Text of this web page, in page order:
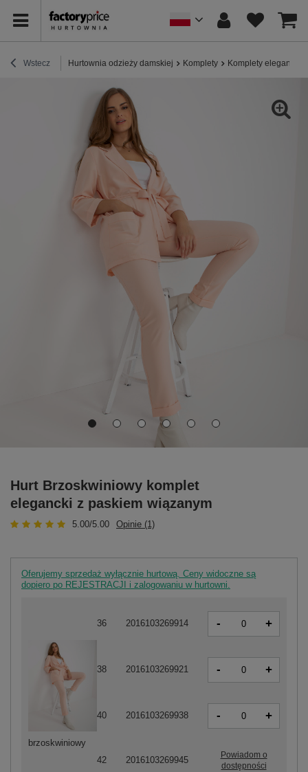
Wstecz Hurtownia odzieży damskiej Komplety Komplety eleganckie
Hurt Brzoskwiniowy komplet
elegancki z paskiem wiązanym
5.00/5.00 Opinie (1)
Oferujemy sprzedaż wyłącznie hurtową. Ceny widoczne są
dopiero po REJESTRACJI i zalogowaniu w hurtowni.
brzoskwiniowy
36 2016103269914 - +
38 2016103269921 - +
40 2016103269938 - +
42 2016103269945
Powiadom o
dostępności